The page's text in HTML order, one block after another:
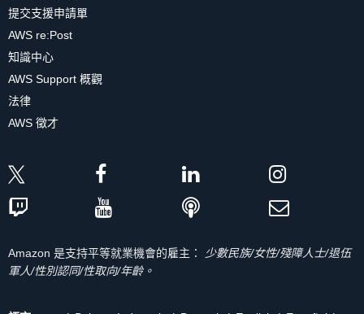
提交支援申請單
AWS re:Post
知識中心
AWS Support 概觀
法律
AWS 徵才
Amazon 是支持平等就業機會的雇主：
少數民族/女性/殘障人士/退伍
軍人/性別認同/性取向/年齡。